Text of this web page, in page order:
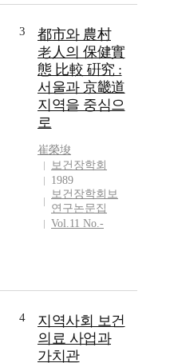
3
都市와 農村
老人의 保健實
態 比較 硏究 :
서울과 京畿道
지역을 중심으
로
崔榮埈
보건장학회
1989
보건장학회보
연구논문집
Vol.11 No.-
4
지역사회 보건
의료 사업과
가치관